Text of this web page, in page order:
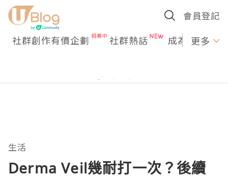
會員登記
社群創作有價企劃 社群熱話 成為U更多
生活
Derma Veil幾耐打一次？後續